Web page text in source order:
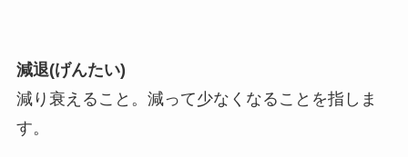
減退(げんたい)
減り衰えること。減って少なくなることを指しま
す。